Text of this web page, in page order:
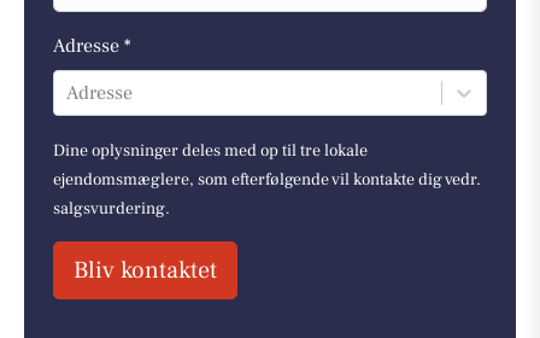
Adresse *
Adresse
Dine oplysninger deles med op til tre lokale
ejendomsmæglere, som efterfølgende vil kontakte dig vedr.
salgsvurdering.
Bliv kontaktet